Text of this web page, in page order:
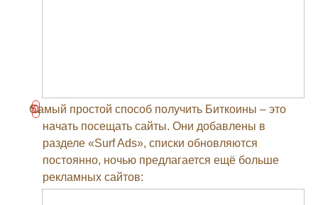
Самый простой способ получить Биткоины – это
начать посещать сайты. Они добавлены в
разделе «Surf Ads», списки обновляются
постоянно, ночью предлагается ещё больше
рекламных сайтов: